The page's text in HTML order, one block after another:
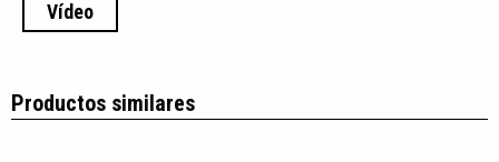
Vídeo
Productos similares